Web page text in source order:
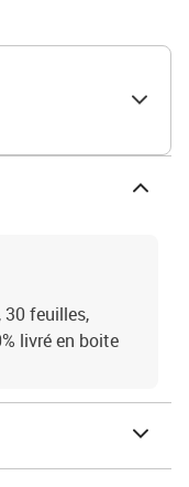
30 feuilles,
livré en boite